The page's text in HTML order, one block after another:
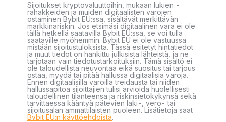
Sijoitukset kryptovaluuttoihin, mukaan lukien -
rahakkeiden ja muiden digitaalisten varojen
ostaminen Bybit EU:ssa, sisältävät merkittävän
markkinariskin. Jos etsimäsi digitaalinen vara ei ole
tällä hetkellä saatavilla Bybit EU:ssa, se voi tulla
saataville myöhemmin. Bybit EU ei ole vastuussa
mistään sijoitustuloksista. Tässä esitetyt hintatiedot
ja muut tiedot on hankittu julkisista lähteistä, ja ne
tarjotaan vain tiedotustarkoituksiin. Tämä sisältö ei
ole taloudellista neuvontaa eikä suositus tai tarjous
ostaa, myydä tai pitää hallussa digitaalisia varoja.
Ennen digitaalisilla varoilla treidausta tai niiden
hallussapitoa sijoittajien tulisi arvioida huolellisesti
taloudellinen tilanteensa ja riskinsietokykynsä sekä
tarvittaessa kääntyä pätevien laki-, vero- tai
sijoitusalan ammattilaisten puoleen. Lisätietoja saat
Bybit EU:n käyttöehdoista.